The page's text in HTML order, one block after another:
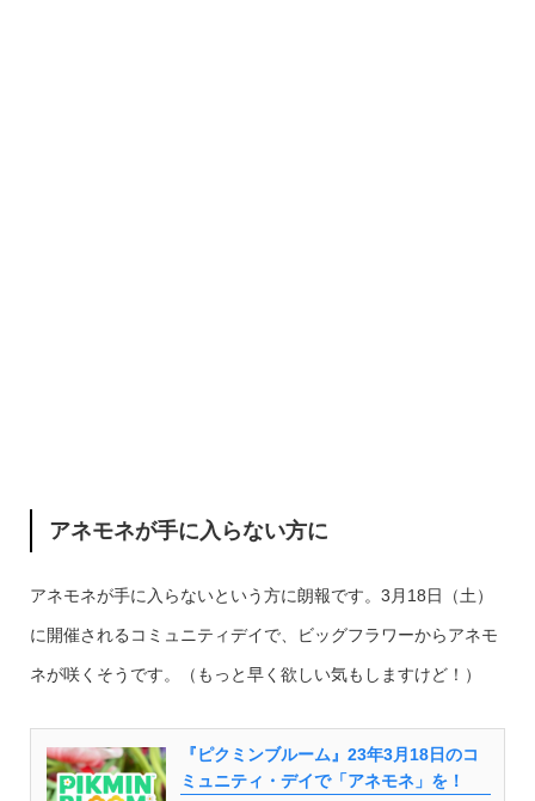
アネモネが手に入らない方に
アネモネが手に入らないという方に朗報です。3月18日（土）
に開催されるコミュニティデイで、ビッグフラワーからアネモ
ネが咲くそうです。（もっと早く欲しい気もしますけど！）
『ピクミンブルーム』23年3月18日のコ
ミュニティ・デイで「アネモネ」を！